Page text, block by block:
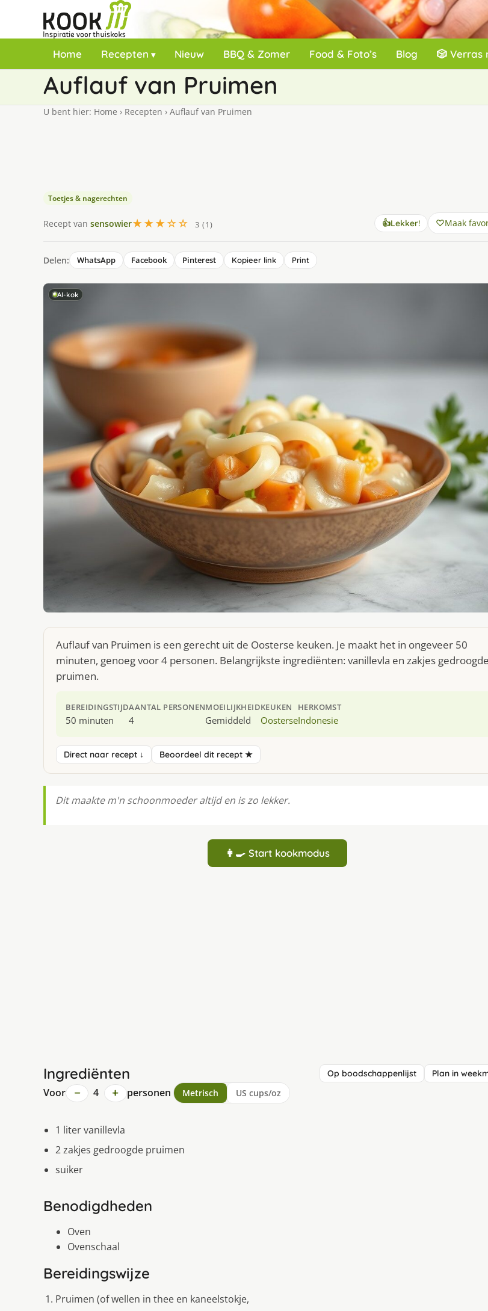
Home Recepten Nieuw BBQ & Zomer Food & Foto’s Blog 🎲 Verras
Auflauf van Pruimen
U bent hier: Home › Recepten › Auflauf van Pruimen
Toetjes & nagerechten
Recept van sensowier★★★☆☆ 3 (1) 👍Lekker! Maak
Delen: WhatsApp Facebook Pinterest Kopieer link Print
AI-kok
Auflauf van Pruimen is een gerecht uit de Oosterse keuken. Je maakt het in ongeveer 50
minuten, genoeg voor 4 personen. Belangrijkste ingrediënten: vanillevla en zakjes gedroogde
pruimen.
BEREIDINGSTIJD
50 minuten
AANTAL PERSONEN
4
MOEILIJKHEID
Gemiddeld
KEUKEN
Oosterse
HERKOMST
Indonesie
Direct naar recept ↓ Beoordeel dit recept ★
Dit maakte m'n schoonmoeder altijd en is zo lekker.
👩‍🍳 Start kookmodus
Ingrediënten Op boodschappenlijst Plan in
Voor − 4 + personen Metrisch US cups/oz
1 liter vanillevla
2 zakjes gedroogde pruimen
suiker
Benodigdheden
Oven
Ovenschaal
Bereidingswijze
Pruimen (of wellen in thee en kaneelstokje,